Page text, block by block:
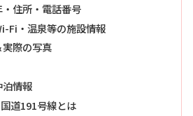
住所・電話番号
Fi・温泉等の施設情報
際の写真
情報
道191号線とは